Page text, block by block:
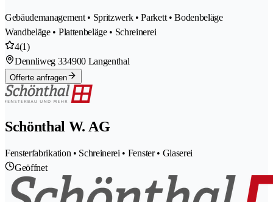
Gebäudemanagement • Spritzwerk • Parkett • Bodenbeläge
Wandbeläge • Plattenbeläge • Schreinerei
4(1)
Dennliweg 334900 Langenthal
Offerte anfragen
Schönthal W. AG
Fensterfabrikation • Schreinerei • Fenster • Glaserei
Geöffnet